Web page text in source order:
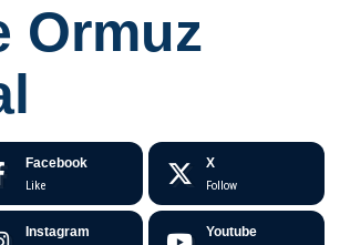
Ormuz
Facebook
Like
X
Follow
Instagram Youtube